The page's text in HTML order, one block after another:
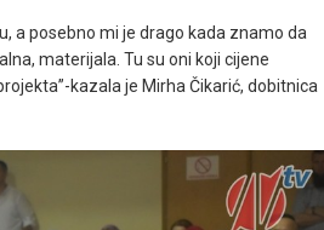
a posebno mi je drago kada znamo da
materijala. Tu su oni koji cijene
kazala je Mirha Čikarić, dobitnica